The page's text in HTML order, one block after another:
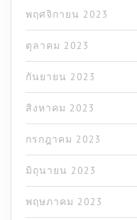
พฤศจิกายน 2023
ตุลาคม 2023
กันยายน 2023
สิงหาคม 2023
กรกฎาคม 2023
มิถุนายน 2023
พฤษภาคม 2023